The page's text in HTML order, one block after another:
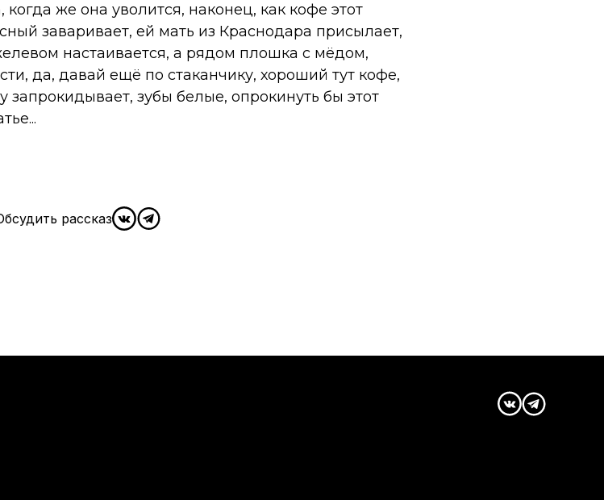
же она уволится, наконец, как кофе этот
заваривает, ей мать из Краснодара присылает,
настаивается, а рядом плошка с мёдом,
да, давай ещё по стаканчику, хороший тут кофе,
зубы белые, опрокинуть бы этот
рассказ